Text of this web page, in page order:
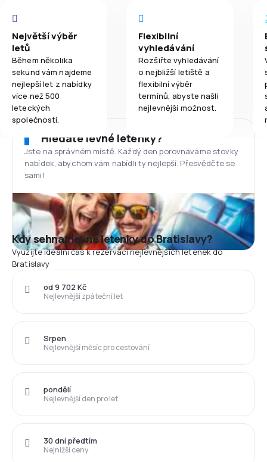
Největší výběr
letů
Během několika
sekund vám najdeme
nejlepší let z nabídky
více než 500
leteckých
společností.
Flexibilní
vyhledávání
Rozšiřte vyhledávání
o nejbližší letiště a
flexibilní výběr
termínů, abyste našli
nejlevnější možnost.
Hledáte levné letenky?
Jste na správném místě. Každý den porovnáváme stovky
nabídek, abychom vám nabídli ty nejlepší. Přesvědčte se
sami!
Kdy sehnat levné letenky do Bratislavy?
Využijte ideální čas k rezervaci nejlevnějších letenek do
Bratislavy
Nejlevnější zpáteční let
od 9 702 Kč
Nejlevnější měsíc pro cestování
Srpen
Nejlevnější den pro let
pondělí
Nejnižší ceny
30 dní předtím